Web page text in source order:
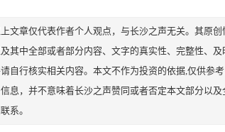
文章仅代表作者个人观点，与长沙之声无关。其原
其中全部或者部分内容、文字的真实性、完整性、
自行核实相关内容。本文不作为投资的依据,仅供参
息，并不意味着长沙之声赞同或者否定本文部分以及
系。